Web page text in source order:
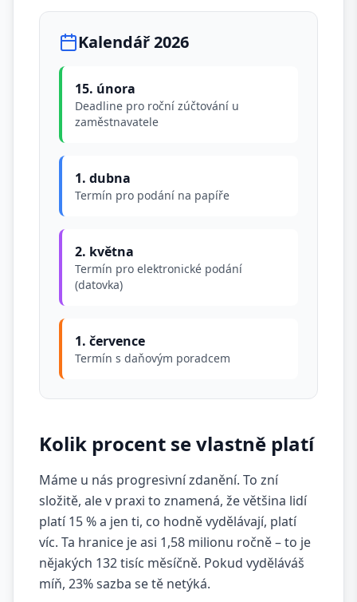
Kalendář 2026
15. února
Deadline pro roční zúčtování u
zaměstnavatele
1. dubna
Termín pro podání na papíře
2. května
Termín pro elektronické podání
(datovka)
1. července
Termín s daňovým poradcem
Kolik procent se vlastně platí
Máme u nás progresivní zdanění. To zní
složitě, ale v praxi to znamená, že většina lidí
platí 15 % a jen ti, co hodně vydělávají, platí
víc. Ta hranice je asi 1,58 milionu ročně – to je
nějakých 132 tisíc měsíčně. Pokud vyděláváš
míň, 23% sazba se tě netýká.